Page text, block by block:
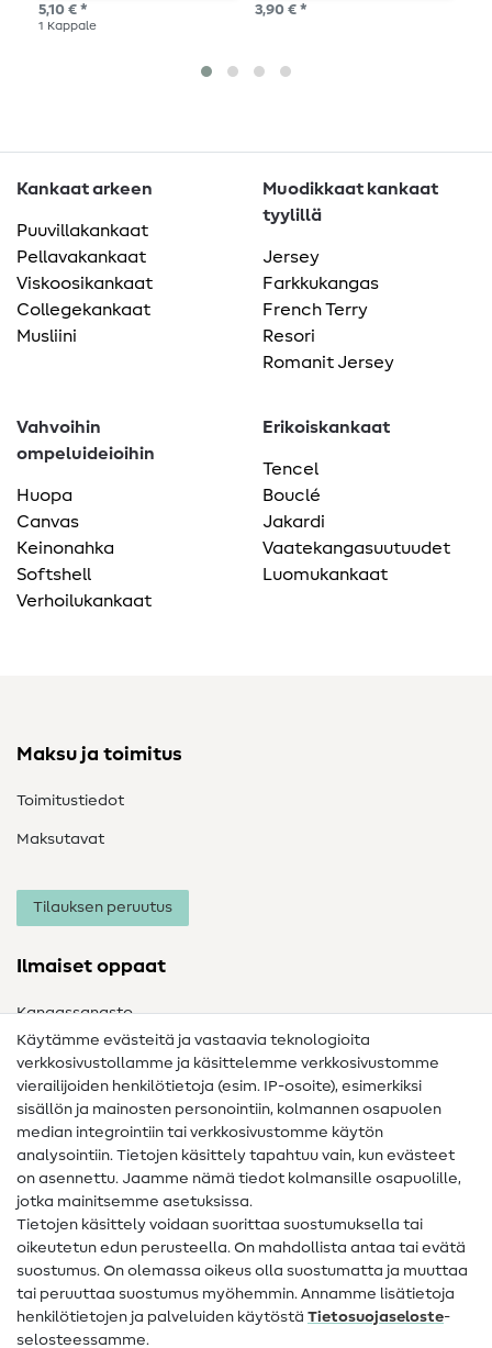
5,10 € *
1 Kappale
3,90 € *
Kankaat arkeen
Puuvillakankaat
Pellavakankaat
Viskoosikankaat
Collegekankaat
Musliini
Muodikkaat kankaat
tyylillä
Jersey
Farkkukangas
French Terry
Resori
Romanit Jersey
Vahvoihin
ompeluideioihin
Huopa
Canvas
Keinonahka
Softshell
Verhoilukankaat
Erikoiskankaat
Tencel
Bouclé
Jakardi
Vaatekangasuutuudet
Luomukankaat
Maksu ja toimitus
Toimitustiedot
Maksutavat
Tilauksen peruutus
Ilmaiset oppaat
Kangassanasto
Ompelusanasto
Ompeluohjeet
Apua ja yhteystiedot
Yhteystiedot
Tietoa omistajanvaihdoksesta
FAQ
Peruutusoikeus
Suosittu
Käytämme evästeitä ja vastaavia teknologioita
verkkosivustollamme ja käsittelemme verkkosivustomme
vierailijoiden henkilötietoja (esim. IP-osoite), esimerkiksi
sisällön ja mainosten personointiin, kolmannen osapuolen
median integrointiin tai verkkosivustomme käytön
analysointiin. Tietojen käsittely tapahtuu vain, kun evästeet
on asennettu. Jaamme nämä tiedot kolmansille osapuolille,
jotka mainitsemme asetuksissa.
Tietojen käsittely voidaan suorittaa suostumuksella tai
oikeutetun edun perusteella. On mahdollista antaa tai evätä
suostumus. On olemassa oikeus olla suostumatta ja muuttaa
tai peruuttaa suostumus myöhemmin. Annamme lisätietoja
henkilötietojen ja palveluiden käytöstä Tietosuojaseloste-
selosteessamme.